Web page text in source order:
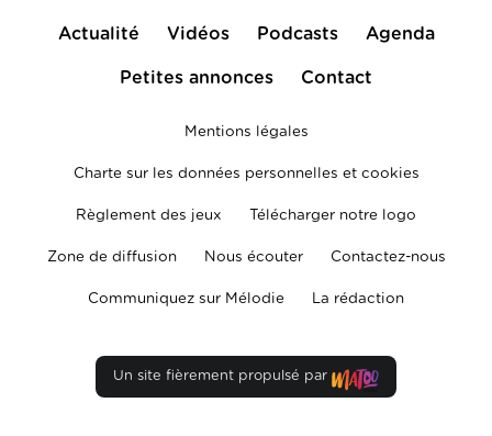
Actualité Vidéos Podcasts Agenda
Petites annonces Contact
Mentions légales
Charte sur les données personnelles et cookies
Règlement des jeux Télécharger notre logo
Zone de diffusion Nous écouter Contactez-nous
Communiquez sur Mélodie La rédaction
Un site fièrement propulsé par